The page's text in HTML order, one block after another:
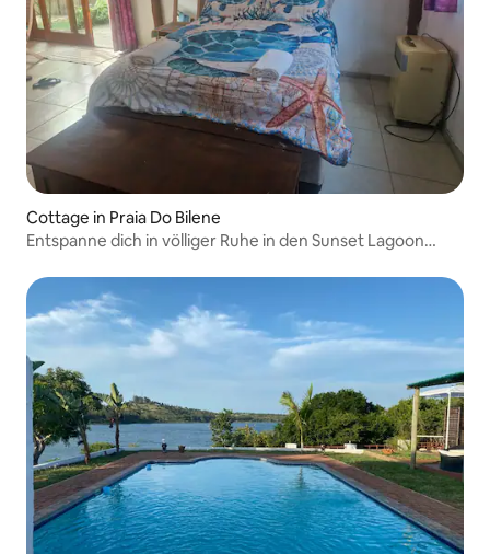
Cottage in Praia Do Bilene
Entspanne dich in völliger Ruhe in den Sunset Lagoon